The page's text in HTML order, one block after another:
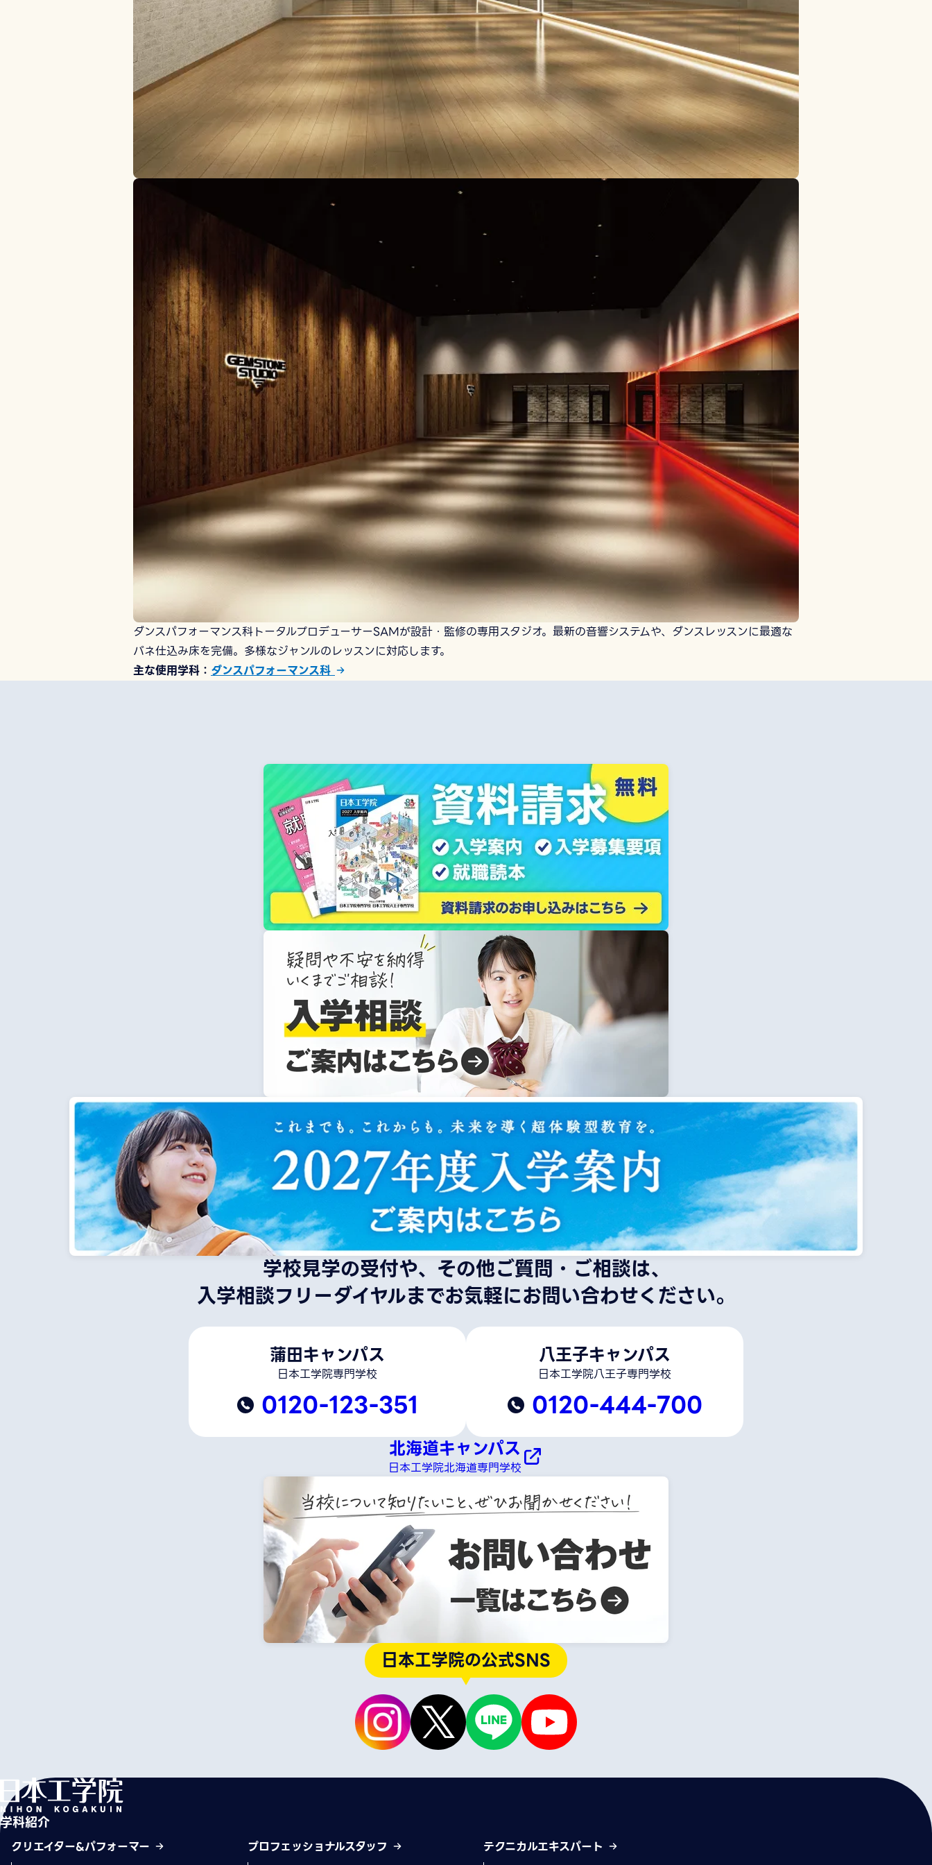
ダンスパフォーマンス科トータルプロデューサーSAMが設計・監修の専用スタジオ。最新の音響システムや、ダンスレッスンに最適な
バネ仕込み床を完備。多様なジャンルのレッスンに対応します。
主な使用学科
ダンスパフォーマンス科
学校見学の受付や、その他ご質問・ご相談は、
入学相談フリーダイヤルまでお気軽にお問い合わせください。
蒲田キャンパス
日本工学院専門学校
0120-123-351
八王子キャンパス
日本工学院八王子専門学校
0120-444-700
北海道キャンパス
日本工学院北海道専門学校
日本工学院の公式SNS
学科紹介
クリエイター&パフォーマー プロフェッショナルスタッフ テクニカルエキスパート